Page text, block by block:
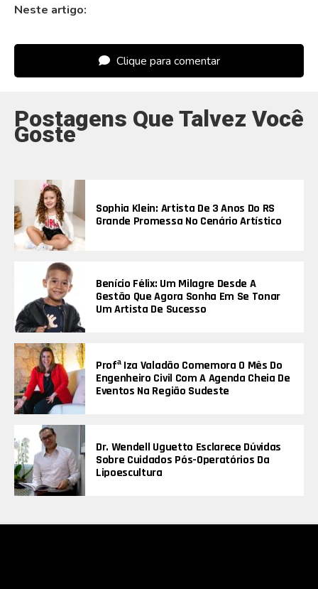
Neste artigo:
Clique para comentar
Postagens Que Talvez Você
Goste
Sophia Klein: Artista De 3 Anos Do RS
Grande Promessa No Cenário Artístico
Benício Félix: Um Milagre Desde A
Gestão Que Agora Sonha Em Se Tonar
Um Artista De Sucesso
Profª Iza Valadão Comemora O Mês Do
Engenheiro Civil Com A Agenda Cheia De
Eventos Na Região Sudeste
Dr. Wendell Uguetto Esclarece Dúvidas
Sobre Cuidados Pós-Operatórios Da
Lipoescultura